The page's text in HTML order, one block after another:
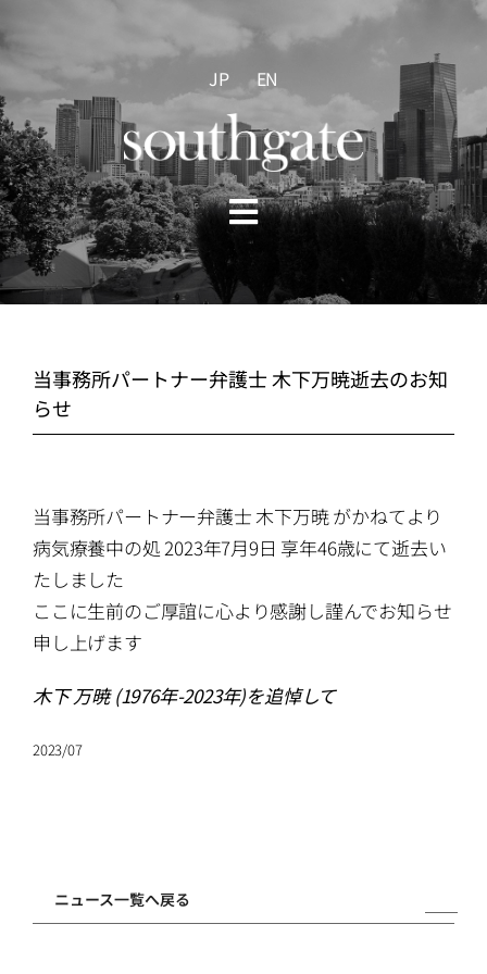
to
JP EN
Toggle
Navigation
HOME
CAREERS
CONTACT
当事務所パートナー弁護士 木下万暁逝去のお知
らせ
当事務所パートナー弁護士 木下万暁 がかねてより
病気療養中の処 2023年7月9日 享年46歳にて逝去い
たしました
ここに生前のご厚誼に心より感謝し謹んでお知らせ
申し上げます
木下 万暁 (1976年-2023年)を追悼して
2023/07
ニュース一覧へ戻る